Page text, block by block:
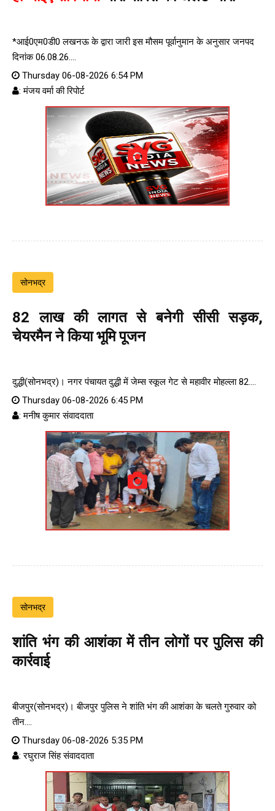
*आई0एम0डी0 लखनऊ के द्वारा जारी इस मौसम पूर्वानुमान के अनुसार जनपद
दिनांक 06.08.26....
Thursday 06-08-2026 6:54 PM
: मंजय वर्मा की रिपोर्ट
सोनभद्र
82 लाख की लागत से बनेगी सीसी सड़क,
चेयरमैन ने किया भूमि पूजन
दुद्धी(सोनभद्र)। नगर पंचायत दुद्धी में जेम्स स्कूल गेट से महावीर मोहल्ला 82....
Thursday 06-08-2026 6:45 PM
: मनीष कुमार संवाददाता
सोनभद्र
शांति भंग की आशंका में तीन लोगों पर पुलिस की
कार्रवाई
बीजपुर(सोनभद्र)। बीजपुर पुलिस ने शांति भंग की आशंका के चलते गुरुवार को
तीन....
Thursday 06-08-2026 5:35 PM
: रघुराज सिंह संवाददाता